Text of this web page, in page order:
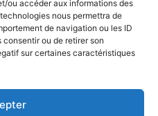
ou accéder aux informations des
nous permettra de
de navigation ou les ID
ou de retirer son
sur certaines caractéristiques
e
s
a